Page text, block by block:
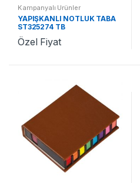
Kampanyalı Ürünler
YAPIŞKANLI NOTLUK TABA
ST325274 TB
Özel Fiyat